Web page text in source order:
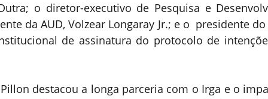
o diretor-executivo de Pesquisa e
da AUD, Volzear Longaray Jr.; e o  presidente
de assinatura do protocolo de
destacou a longa parceria com o Irga e o